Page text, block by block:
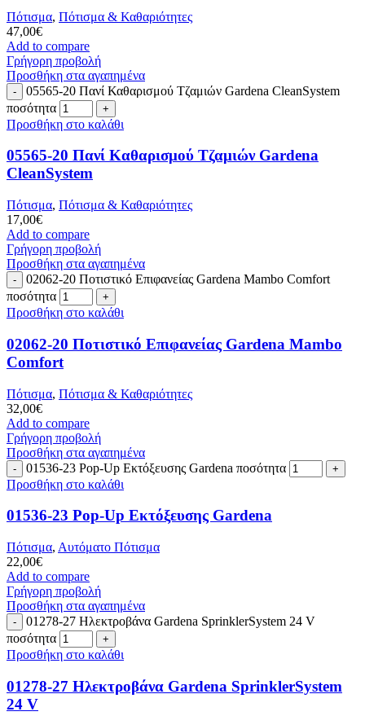
Πότισμα, Πότισμα & Καθαριότητες
47,00€
Add to compare
Γρήγορη προβολή
Προσθήκη στα αγαπημένα
05565-20 Πανί Καθαρισμού Τζαμιών Gardena CleanSystem
ποσότητα
Προσθήκη στο καλάθι
05565-20 Πανί Καθαρισμού Τζαμιών Gardena
CleanSystem
Πότισμα, Πότισμα & Καθαριότητες
17,00€
Add to compare
Γρήγορη προβολή
Προσθήκη στα αγαπημένα
02062-20 Ποτιστικό Επιφανείας Gardena Mambo Comfort
ποσότητα
Προσθήκη στο καλάθι
02062-20 Ποτιστικό Επιφανείας Gardena Mambo
Comfort
Πότισμα, Πότισμα & Καθαριότητες
32,00€
Add to compare
Γρήγορη προβολή
Προσθήκη στα αγαπημένα
01536-23 Pop-Up Εκτόξευσης Gardena ποσότητα
Προσθήκη στο καλάθι
01536-23 Pop-Up Εκτόξευσης Gardena
Πότισμα, Αυτόματο Πότισμα
22,00€
Add to compare
Γρήγορη προβολή
Προσθήκη στα αγαπημένα
01278-27 Ηλεκτροβάνα Gardena SprinklerSystem 24 V
ποσότητα
Προσθήκη στο καλάθι
01278-27 Ηλεκτροβάνα Gardena SprinklerSystem
24 V